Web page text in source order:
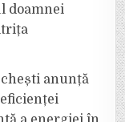
doamnei
anunță